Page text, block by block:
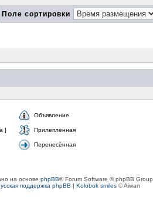
Поле сортировки
Объявление
] Прилепленная
Перенесённая
на основе phpBB® Forum Software © phpBB Group
поддержка phpBB | Kolobok smiles© Aiwan